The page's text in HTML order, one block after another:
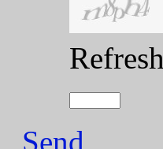
Refresh
Send